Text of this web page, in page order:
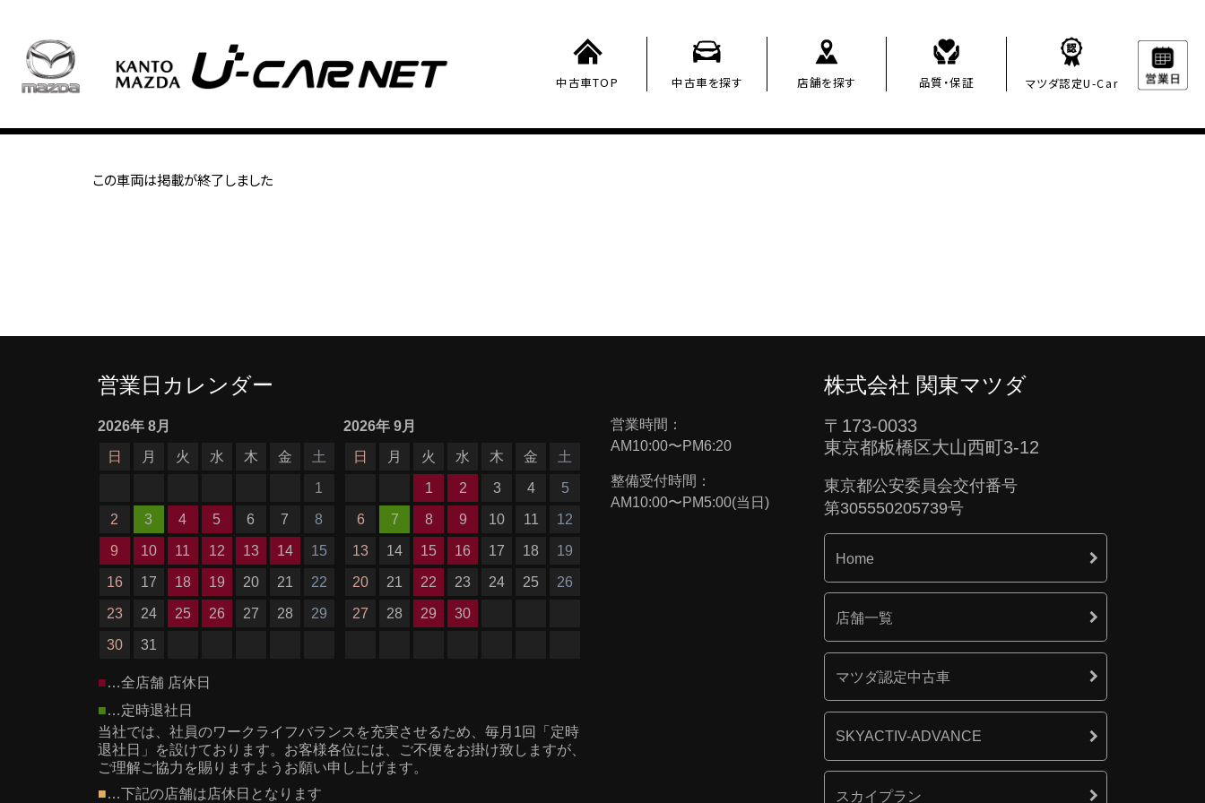
中古車TOP 中古車を探す 店舗を探す 品質・保証 マツダ認定U-Car
この車両は掲載が終了しました
営業日カレンダー
2026年 8月
日
月 火 水 木 金
土
1
2
3 4 5 6 7
8
9
10 11 12 13 14
15
16
17 18 19 20 21
22
23
24 25 26 27 28
29
30
31
2026年9月
日
月 火 水 木 金
土
1
2 3 4
5
6
7 8 9 10 11
12
13
14 15 16 17 18
19
20
21 22 23 24 25
26
27
28 29 30
■…全店舗 店休日
■…定時退社日
当社では、社員のワークライフバランスを充実させるため、毎月1回「定時
退社日」を設けております。お客様各位には、ご不便をお掛け致しますが、
ご理解ご協力を賜りますようお願い申し上げます。
■…下記の店舗は店休日となります
営業時間：
AM10:00〜PM6:20
整備受付時間：
AM10:00〜PM5:00(当日)
株式会社 関東マツダ
〒173-0033
東京都板橋区大山西町3-12
東京都公安委員会交付番号
第305550205739号
Home
店舗一覧
マツダ認定中古車
SKYACTIV-ADVANCE
スカイプラン